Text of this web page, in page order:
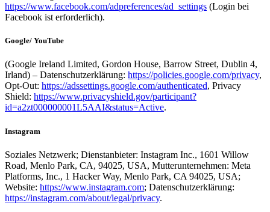
https://www.facebook.com/adpreferences/ad_settings (Login bei
Facebook ist erforderlich).
Google/ YouTube
(Google Ireland Limited, Gordon House, Barrow Street, Dublin 4,
Irland) – Datenschutzerklärung: https://policies.google.com/privacy,
Opt-Out: https://adssettings.google.com/authenticated, Privacy
Shield: https://www.privacyshield.gov/participant?
id=a2zt000000001L5AAI&status=Active.
Instagram
Soziales Netzwerk; Dienstanbieter: Instagram Inc., 1601 Willow
Road, Menlo Park, CA, 94025, USA, Mutterunternehmen: Meta
Platforms, Inc., 1 Hacker Way, Menlo Park, CA 94025, USA;
Website: https://www.instagram.com; Datenschutzerklärung:
https://instagram.com/about/legal/privacy.